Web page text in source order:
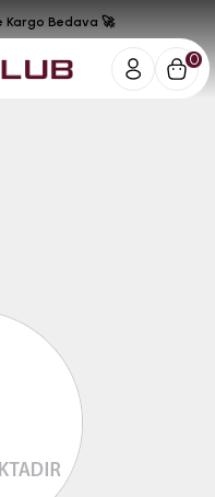
0
Kargo Bedava 🚀